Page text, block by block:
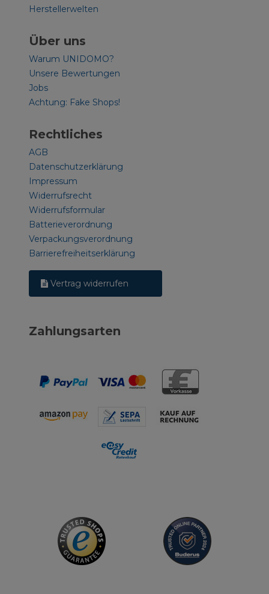
Herstellerwelten
Über uns
Warum UNIDOMO?
Unsere Bewertungen
Jobs
Achtung: Fake Shops!
Rechtliches
AGB
Datenschutzerklärung
Impressum
Widerrufsrecht
Widerrufsformular
Batterieverordnung
Verpackungsverordnung
Barrierefreiheitserklärung
Vertrag widerrufen
Zahlungsarten